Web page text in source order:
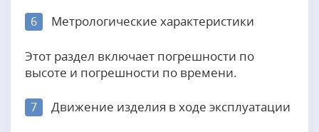
6 Метрологические характеристики
Этот раздел включает погрешности по
высоте и погрешности по времени.
7 Движение изделия в ходе эксплуатации